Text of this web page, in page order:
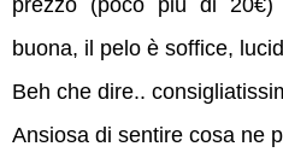
buona, il pelo è soffice,
Beh che dire..
Ansiosa di sentire cosa ne